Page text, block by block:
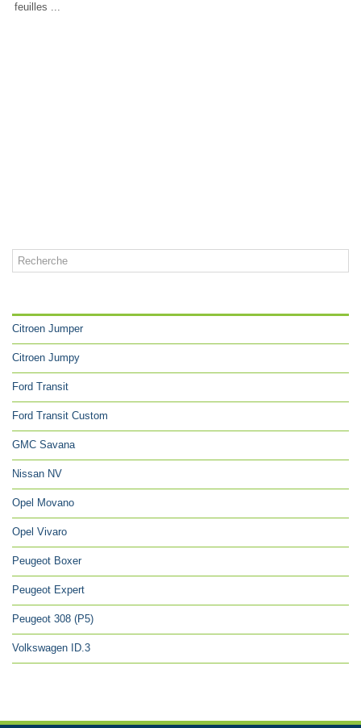
feuilles ...
Citroen Jumper
Citroen Jumpy
Ford Transit
Ford Transit Custom
GMC Savana
Nissan NV
Opel Movano
Opel Vivaro
Peugeot Boxer
Peugeot Expert
Peugeot 308 (P5)
Volkswagen ID.3